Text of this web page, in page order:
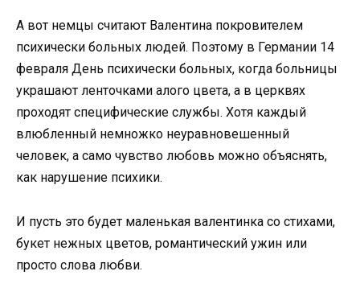
А вот немцы считают Валентина покровителем
психически больных людей. Поэтому в Германии 14
февраля День психически больных, когда больницы
украшают ленточками алого цвета, а в церквях
проходят специфические службы. Хотя каждый
влюбленный немножко неуравновешенный
человек, а само чувство любовь можно объяснять,
как нарушение психики.
И пусть это будет маленькая валентинка со стихами,
букет нежных цветов, романтический ужин или
просто слова любви.